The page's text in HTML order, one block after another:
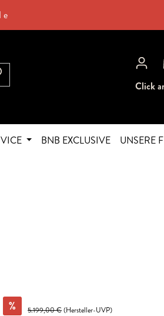
Click
BNB EXCLUSIVE
UNSERE
% 5.199,00 €(Hersteller-UVP)